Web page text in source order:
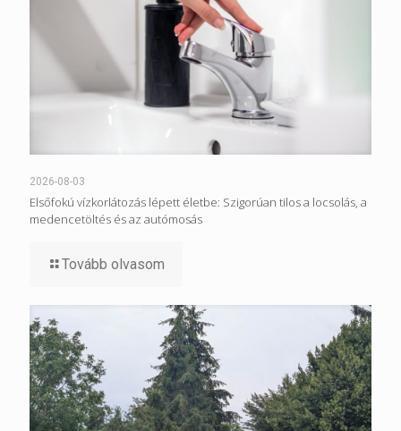
2026-08-03
Elsőfokú vízkorlátozás lépett életbe: Szigorúan tilos a locsolás, a
medencetöltés és az autómosás
Tovább olvasom